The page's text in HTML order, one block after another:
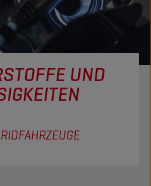
UND